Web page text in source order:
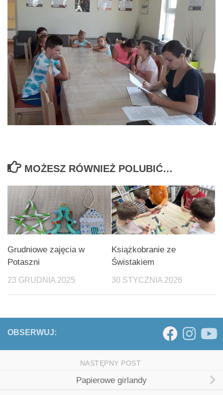
MOŻESZ RÓWNIEŻ POLUBIĆ…
Grudniowe zajęcia w
Potaszni
23 GRUDNIA 2025
Książkobranie ze
Świstakiem
30 STYCZNIA 2026
OBSERWUJ:
NASTĘPNY POST
Papierowe girlandy